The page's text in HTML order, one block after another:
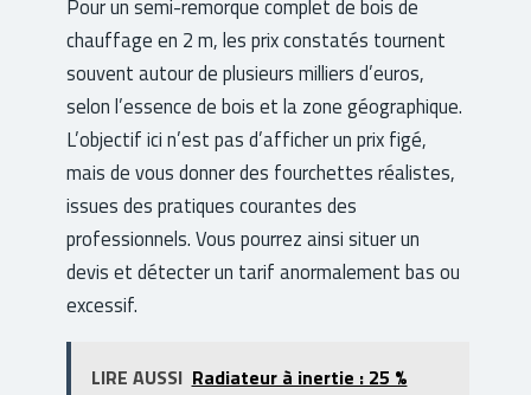
Pour un semi-remorque complet de bois de
chauffage en 2 m, les prix constatés tournent
souvent autour de plusieurs milliers d’euros,
selon l’essence de bois et la zone géographique.
L’objectif ici n’est pas d’afficher un prix figé,
mais de vous donner des fourchettes réalistes,
issues des pratiques courantes des
professionnels. Vous pourrez ainsi situer un
devis et détecter un tarif anormalement bas ou
excessif.
LIRE AUSSI Radiateur à inertie : 25 %